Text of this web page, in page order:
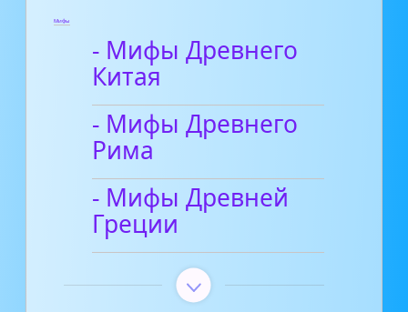
Мифы
- Мифы Древнего
Китая
- Мифы Древнего
Рима
- Мифы Древней
Греции